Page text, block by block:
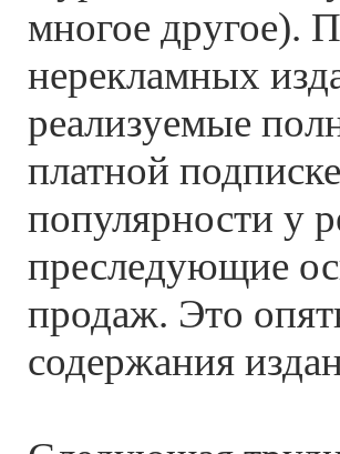
многое другое).
нерекламных
реализуемые
платной
популярности у
преследующие
продаж. Это
содержания